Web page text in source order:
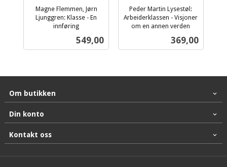
Magne Flemmen, Jørn
Ljunggren: Klasse - En
innføring
Pris
549,00
Peder Martin Lysestøl:
Arbeiderklassen - Visjoner
om en annen verden
Pris
369,00
Om butikken
Din konto
Kontakt oss